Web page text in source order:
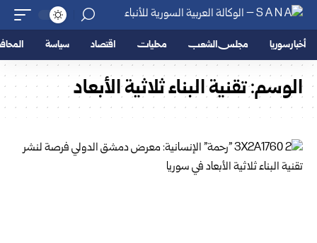
أخبار سوريا مجلس الشعب محليات اقتصاد سياسة
الوسم:تقنية البناء ثلاثية الأبعاد